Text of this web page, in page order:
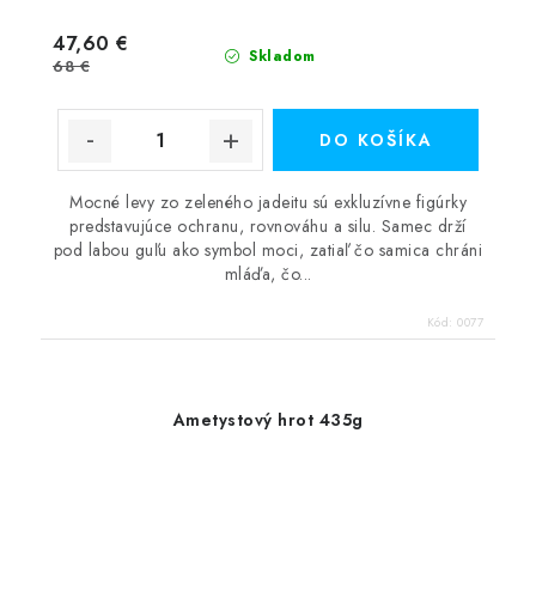
Skladom
47,60 €
68 €
DO KOŠÍKA
Mocné levy zo zeleného jadeitu sú exkluzívne figúrky
predstavujúce ochranu, rovnováhu a silu. Samec drží
pod labou guľu ako symbol moci, zatiaľ čo samica chráni
mláďa, čo...
Kód: 0077
Ametystový hrot 435g